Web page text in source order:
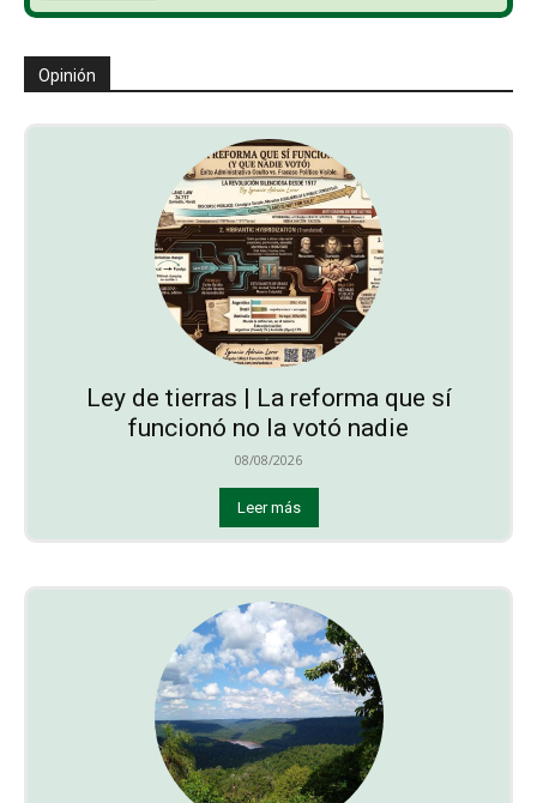
Opinión
Ley de tierras | La reforma que sí
funcionó no la votó nadie
08/08/2026
Leer más